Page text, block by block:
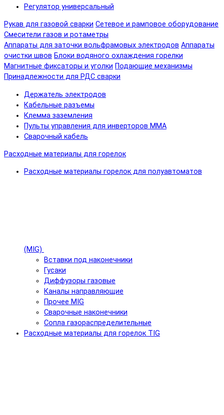
Регулятор универсальный
Рукав для газовой сварки Сетевое и рамповое оборудование
Смесители газов и ротаметры
Аппараты для заточки вольфрамовых электродов Аппараты
очистки швов Блоки водяного охлаждения горелки
Магнитные фиксаторы и уголки Подающие механизмы
Принадлежности для РДС сварки
Держатель электродов
Кабельные разъемы
Клемма заземления
Пульты управления для инверторов MMA
Сварочный кабель
Расходные материалы для горелок
Расходные материалы горелок для полуавтоматов
(MIG)
Вставки под наконечники
Гусаки
Диффузоры газовые
Каналы направляющие
Прочее MIG
Сварочные наконечники
Сопла газораспределительные
Расходные материалы для горелок TIG